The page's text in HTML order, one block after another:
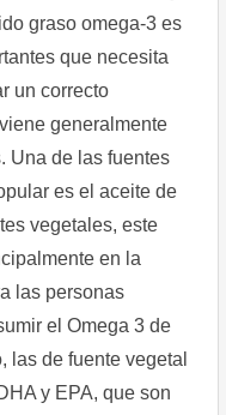
graso omega-3 es
que necesita
un correcto
generalmente
Una de las fuentes
es el aceite de
vegetales, este
en la
las personas
el Omega 3 de
las de fuente vegetal
y EPA, que son